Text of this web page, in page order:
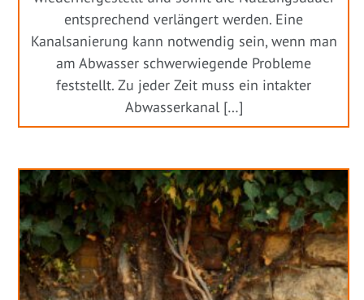
entsprechend verlängert werden. Eine
Kanalsanierung kann notwendig sein, wenn man
am Abwasser schwerwiegende Probleme
feststellt. Zu jeder Zeit muss ein intakter
Abwasserkanal […]